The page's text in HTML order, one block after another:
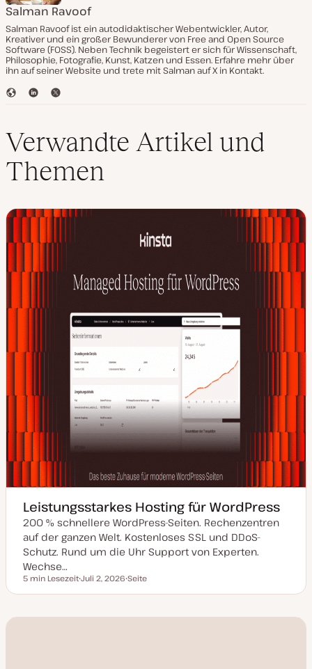
Salman Ravoof
Salman Ravoof ist ein autodidaktischer Webentwickler, Autor,
Kreativer und ein großer Bewunderer von Free and Open Source
Software (FOSS). Neben Technik begeistert er sich für Wissenschaft,
Philosophie, Fotografie, Kunst, Katzen und Essen. Erfahre mehr über
ihn auf seiner Website und trete mit Salman auf X in Kontakt.
W
s
e
i
t
e
L
e
d
I
n
T
t
r
Verwandte Artikel und
Themen
Leistungsstarkes Hosting für WordPress
200 % schnellere WordPress-Seiten. Rechenzentren
auf der ganzen Welt. Kostenloses SSL und DDoS-
Schutz. Rund um die Uhr Support von Experten.
Wechse…
Lesezeit
5 min Lesezeit
a
u
Juli 2, 2026
o
t
Seite